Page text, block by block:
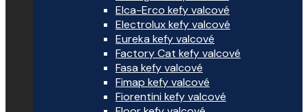
Elca-Erco kefy valcové
Electrolux kefy valcové
Eureka kefy valcové
Factory Cat kefy valcové
Fasa kefy valcové
Fimap kefy valcové
Fiorentini kefy valcové